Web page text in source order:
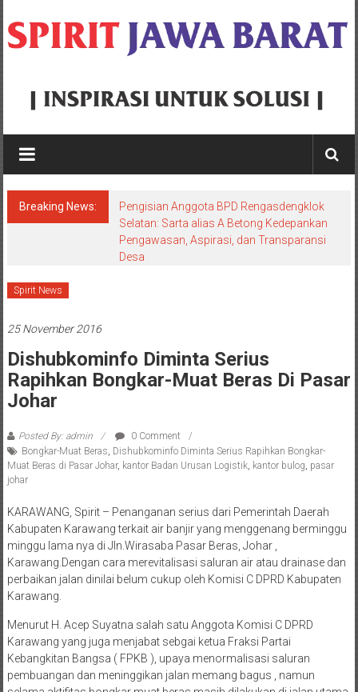
to
content
Spirit
Jawa
Barat
Inspirasi
Breaking News:
Pengisian Anggota BPD Rengasdengklok
Selatan: Sarta alias A Betong Kedepankan
Pengawasan, Aspirasi, dan Transparansi
Desa
Spirit News
25 November 2016
Dishubkominfo Diminta Serius
Rapihkan Bongkar-Muat Beras Di Pasar
Johar
Posted By: admin
0 Comment
Bongkar-Muat Beras Dishubkominfo Diminta Serius Rapihkan Bongkar-
Muat Beras di Pasar Johar, kantor Badan Urusan Logistik, kantor bulog pasar
johar
KARAWANG, Spirit – Penanganan serius dari Pemerintah Daerah
Kabupaten Karawang terkait air banjir yang menggenang berminggu
minggu lama nya di Jln.Wirasaba Pasar Beras, Johar ,
Karawang.Dengan cara merevitalisasi saluran air atau drainase dan
perbaikan jalan dinilai belum cukup oleh Komisi C DPRD Kabupaten
Karawang.
Menurut H. Acep Suyatna salah satu Anggota Komisi C DPRD
Karawang yang juga menjabat sebgai ketua Fraksi Partai
Kebangkitan Bangsa ( FPKB ), upaya menormalisasi saluran
pembuangan dan meninggikan jalan memang bagus , namun